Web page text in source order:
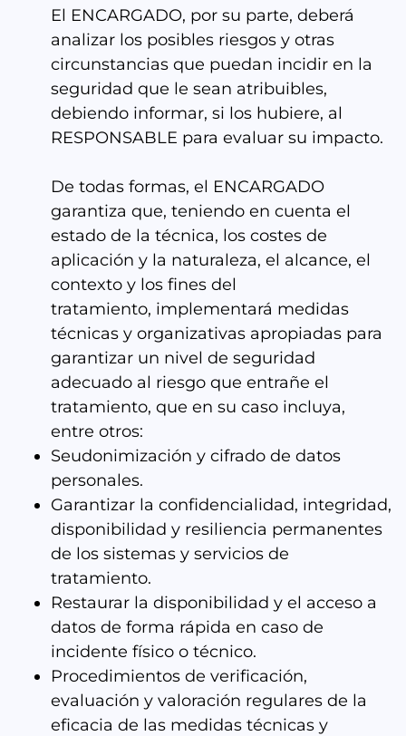
El ENCARGADO, por su parte, deberá
analizar los posibles riesgos y otras
circunstancias que puedan incidir en la
seguridad que le sean atribuibles,
debiendo informar, si los hubiere, al
RESPONSABLE para evaluar su impacto.
De todas formas, el ENCARGADO
garantiza que, teniendo en cuenta el
estado de la técnica, los costes de
aplicación y la naturaleza, el alcance, el
contexto y los fines del
tratamiento, implementará medidas
técnicas y organizativas apropiadas para
garantizar un nivel de seguridad
adecuado al riesgo que entrañe el
tratamiento, que en su caso incluya,
entre otros:
Seudonimización y cifrado de datos
personales.
Garantizar la confidencialidad, integridad,
disponibilidad y resiliencia permanentes
de los sistemas y servicios de
tratamiento.
Restaurar la disponibilidad y el acceso a
datos de forma rápida en caso de
incidente físico o técnico.
Procedimientos de verificación,
evaluación y valoración regulares de la
eficacia de las medidas técnicas y